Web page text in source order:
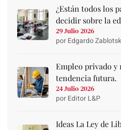
¿Están todos los
decidir sobre la
29 Julio 2026
por Edgardo
Empleo privado
tendencia futura.
24 Julio 2026
por Editor L&P
Ideas La Ley de